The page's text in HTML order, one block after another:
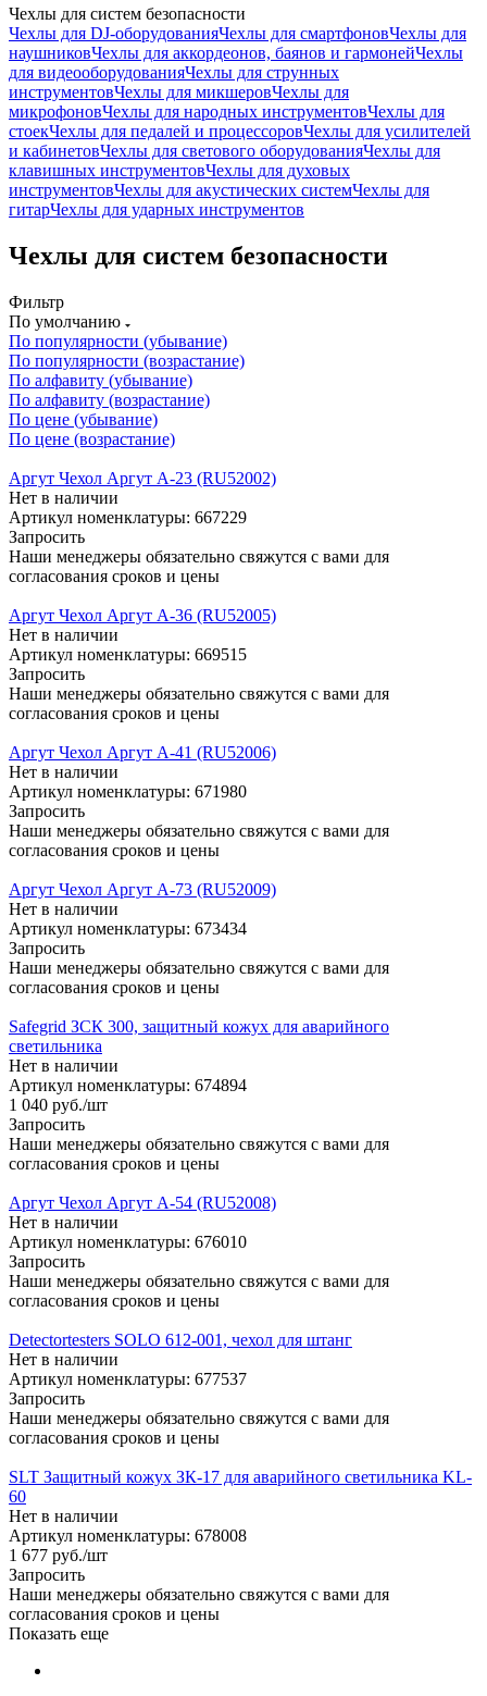
Чехлы для систем безопасности
Чехлы для DJ-оборудованияЧехлы для смартфоновЧехлы для
наушниковЧехлы для аккордеонов, баянов и гармонейЧехлы
для видеооборудованияЧехлы для струнных
инструментовЧехлы для микшеровЧехлы для
микрофоновЧехлы для народных инструментовЧехлы для
стоекЧехлы для педалей и процессоровЧехлы для усилителей
и кабинетовЧехлы для светового оборудованияЧехлы для
клавишных инструментовЧехлы для духовых
инструментовЧехлы для акустических системЧехлы для
гитарЧехлы для ударных инструментов
Чехлы для систем безопасности
Фильтр
По умолчанию
По популярности (убывание)
По популярности (возрастание)
По алфавиту (убывание)
По алфавиту (возрастание)
По цене (убывание)
По цене (возрастание)
Аргут Чехол Аргут А-23 (RU52002)
Нет в наличии
Артикул номенклатуры: 667229
Запросить
Наши менеджеры обязательно свяжутся с вами для
согласования сроков и цены
Аргут Чехол Аргут А-36 (RU52005)
Нет в наличии
Артикул номенклатуры: 669515
Запросить
Наши менеджеры обязательно свяжутся с вами для
согласования сроков и цены
Аргут Чехол Аргут А-41 (RU52006)
Нет в наличии
Артикул номенклатуры: 671980
Запросить
Наши менеджеры обязательно свяжутся с вами для
согласования сроков и цены
Аргут Чехол Аргут А-73 (RU52009)
Нет в наличии
Артикул номенклатуры: 673434
Запросить
Наши менеджеры обязательно свяжутся с вами для
согласования сроков и цены
Safegrid ЗСК 300, защитный кожух для аварийного
светильника
Нет в наличии
Артикул номенклатуры: 674894
1 040 руб./шт
Запросить
Наши менеджеры обязательно свяжутся с вами для
согласования сроков и цены
Аргут Чехол Аргут А-54 (RU52008)
Нет в наличии
Артикул номенклатуры: 676010
Запросить
Наши менеджеры обязательно свяжутся с вами для
согласования сроков и цены
Detectortesters SOLO 612-001, чехол для штанг
Нет в наличии
Артикул номенклатуры: 677537
Запросить
Наши менеджеры обязательно свяжутся с вами для
согласования сроков и цены
SLT Защитный кожух ЗК-17 для аварийного светильника KL-
60
Нет в наличии
Артикул номенклатуры: 678008
1 677 руб./шт
Запросить
Наши менеджеры обязательно свяжутся с вами для
согласования сроков и цены
Показать еще